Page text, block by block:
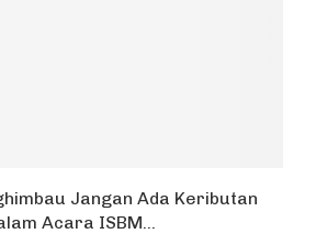
Jangan Ada Keributan
Acara ISBM...